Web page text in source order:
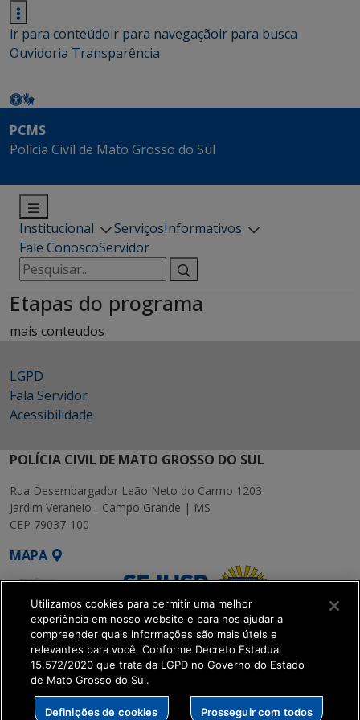
ir para conteúdoir para navegaçãoir para busca
Ouvidoria Transparência
PCMS
Polícia Civil de Mato Grosso do Sul
Institucional ServiçosInformativos
Fale ConoscoServidor
Pesquisar
por:
Etapas do programa
mais conteudos
LGPD
Fala Servidor
Acessibilidade
POLÍCIA CIVIL DE MATO GROSSO DO SUL
Rua Desembargador Leão Neto do Carmo 1203
Jardim Veraneio - Campo Grande | MS
CEP 79037-100
MAPA
SETDIG | Secretaria-
Executiva de
Transformação Digital
Utilizamos cookies para permitir uma melhor
experiência em nosso website e para nos ajudar a
compreender quais informações são mais úteis e
relevantes para você. Conforme Decreto Estadual
15.572/2020 que trata da LGPD no Governo do Estado
de Mato Grosso do Sul.
Definições de cookies Prosseguir com todos